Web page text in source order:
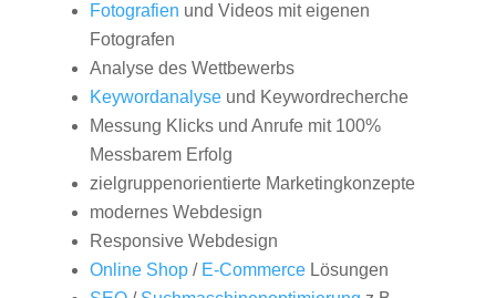
Fotografien und Videos mit eigenen
Fotografen
Analyse des Wettbewerbs
Keywordanalyseund Keywordrecherche
Messung Klicks und Anrufe mit 100%
Messbarem Erfolg
zielgruppenorientierte Marketingkonzepte
modernes Webdesign
Responsive Webdesign
Online Shop/ E-CommerceLösungen